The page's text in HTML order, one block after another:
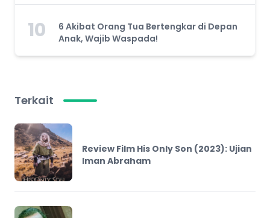
10
6 Akibat Orang Tua Bertengkar di Depan
Anak, Wajib Waspada!
Terkait
Review Film His Only Son (2023): Ujian
Iman Abraham